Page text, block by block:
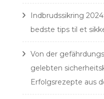
Indbrudssikring
bedste tips til et
Von der
gelebten
Erfolgsrezepte aus